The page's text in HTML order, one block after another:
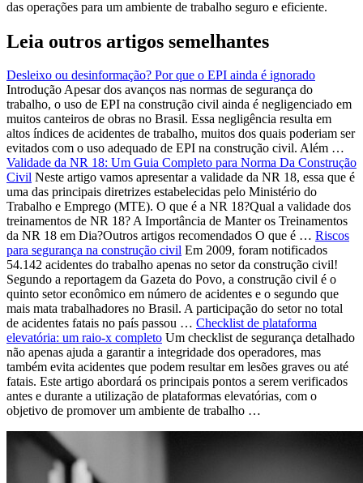
das operações para um ambiente de trabalho seguro e eficiente.
Leia outros artigos semelhantes
Desleixo ou desinformação? Por que o EPI ainda é ignorado
Introdução Apesar dos avanços nas normas de segurança do
trabalho, o uso de EPI na construção civil ainda é negligenciado em
muitos canteiros de obras no Brasil. Essa negligência resulta em
altos índices de acidentes de trabalho, muitos dos quais poderiam ser
evitados com o uso adequado de EPI na construção civil. Além …
Validade da NR 18: Um Guia Completo para Norma Da Construção
Civil Neste artigo vamos apresentar a validade da NR 18, essa que é
uma das principais diretrizes estabelecidas pelo Ministério do
Trabalho e Emprego (MTE). O que é a NR 18?Qual a validade dos
treinamentos de NR 18? A Importância de Manter os Treinamentos
da NR 18 em Dia?Outros artigos recomendados O que é … Riscos
para segurança na construção civil Em 2009, foram notificados
54.142 acidentes do trabalho apenas no setor da construção civil!
Segundo a reportagem da Gazeta do Povo, a construção civil é o
quinto setor econômico em número de acidentes e o segundo que
mais mata trabalhadores no Brasil. A participação do setor no total
de acidentes fatais no país passou … Checklist de plataforma
elevatória: um raio-x completo Um checklist de segurança detalhado
não apenas ajuda a garantir a integridade dos operadores, mas
também evita acidentes que podem resultar em lesões graves ou até
fatais. Este artigo abordará os principais pontos a serem verificados
antes e durante a utilização de plataformas elevatórias, com o
objetivo de promover um ambiente de trabalho …